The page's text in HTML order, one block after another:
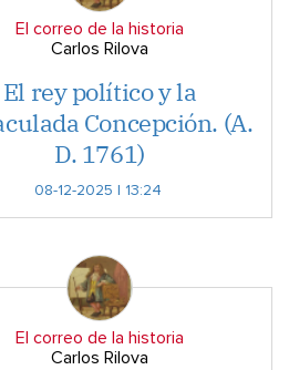
El correo de la historia
Carlos Rilova
El rey político y la
Concepción. (A.
D. 1761)
08-12-2025 | 13:24
El correo de la historia
Carlos Rilova